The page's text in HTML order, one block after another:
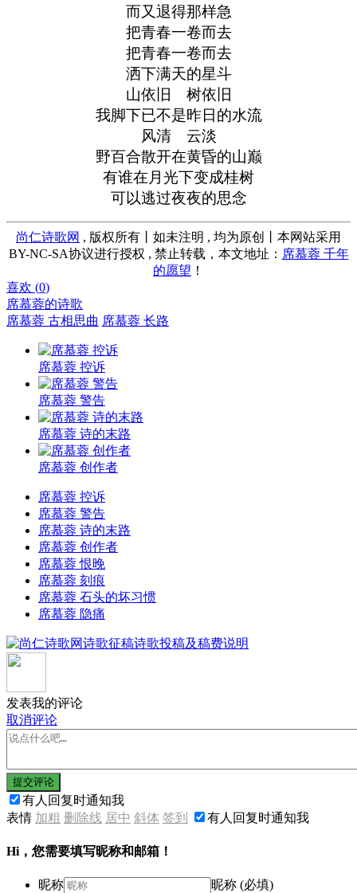
而又退得那样急
把青春一卷而去
把青春一卷而去
洒下满天的星斗
山依旧 树依旧
我脚下已不是昨日的水流
风清 云淡
野百合散开在黄昏的山巅
有谁在月光下变成桂树
可以逃过夜夜的思念
尚仁诗歌网 , 版权所有丨如未注明 , 均为原创丨本网站采用
BY-NC-SA协议进行授权 , 禁止转载，本文地址： 席慕蓉 千年
的愿望 ！
喜欢 (0)
席慕蓉的诗歌
席慕蓉 古相思曲 席慕蓉 长路
席慕蓉 控诉
席慕蓉 警告
席慕蓉 诗的末路
席慕蓉 创作者
席慕蓉 控诉
席慕蓉 警告
席慕蓉 诗的末路
席慕蓉 创作者
席慕蓉 恨晚
席慕蓉 刻痕
席慕蓉 石头的坏习惯
席慕蓉 隐痛
发表我的评论
取消评论
提交评论
有人回复时通知我
表情 加粗 删除线 居中 斜体 签到 有人回复时通知我
Hi，您需要填写昵称和邮箱！
昵称
昵称 (必填)